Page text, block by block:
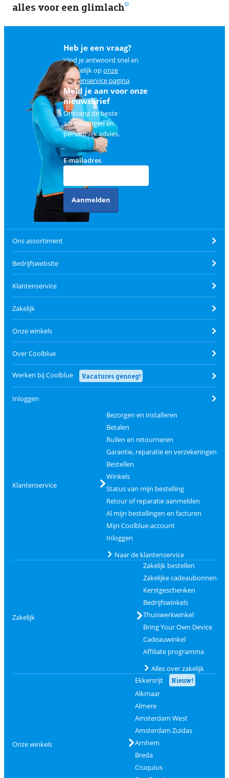
alles voor een glimlach
Heb je een vraag?
Vind je antwoord snel en
makkelijk oponze
klantenservice pagina.
Meld je aan voor onze
nieuwsbrief
Ontvang de beste
aanbiedingen en
persoonlijk advies.
E-mailadres
Aanmelden
Ons assortiment
Bedrijfswebsite
Klantenservice
Zakelijk
Onze winkels
Over Coolblue
Werken bij Coolblue Vacatures genoeg!
Inloggen
Klantenservice
Bezorgen en installeren
Betalen
Ruilen en retourneren
Garantie, reparatie en verzekeringen
Bestellen
Winkels
Status van mijn bestelling
Retour of reparatie aanmelden
Al mijn bestellingen en facturen
Mijn Coolblue-account
Inloggen
Naar de klantenservice
Zakelijk
Zakelijk bestellen
Zakelijke cadeaubonnen
Kerstgeschenken
Bedrijfswinkels
Thuiswerkwinkel
Bring Your Own Device
Cadeauwinkel
Affiliate programma
Alles over zakelijk
Onze winkels
Ekkersrijt Nieuw!
Alkmaar
Almere
Amsterdam West
Amsterdam Zuidas
Arnhem
Breda
Cruquius